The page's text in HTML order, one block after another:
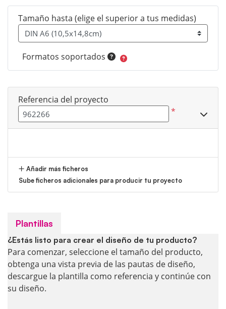
Plantillas
¿Estás listo para crear el diseño de tu producto?
Para comenzar, seleccione el tamaño del producto,
obtenga una vista previa de las pautas de diseño,
descargue la plantilla como referencia y continúe con
su diseño.
Tamaño hasta (elige el superior a tus medidas)
Formatos soportados
Referencia del proyecto
*
Añadir más ficheros
Sube ficheros adicionales para producir tu proyecto